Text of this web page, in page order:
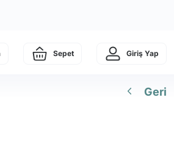
Sepet Giriş Yap
Geri